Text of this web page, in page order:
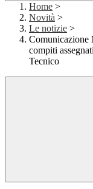
Home >
Novità >
Le notizie >
Comunicazione
compiti
Tecnico